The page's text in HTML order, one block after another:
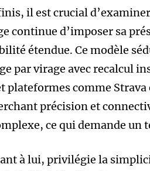
il est crucial
continue d’imposer sa
étendue. Ce modèle
par virage avec recalcul
plateformes comme
précision et
ce qui demande un
à lui, privilégie la